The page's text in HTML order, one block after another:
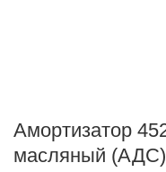
Амортизатор
масляный (АДС)